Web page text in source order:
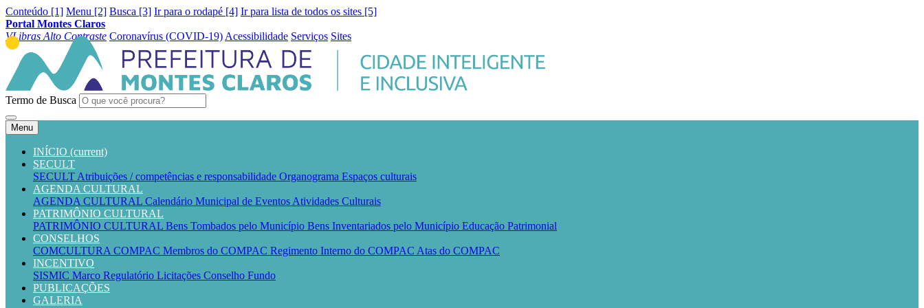
Conteúdo [1] Menu [2] Busca [3] Ir para o rodapé [4] Ir para lista de todos os sites [5]
Portal Montes Claros
VLibras Alto Contraste Coronavírus (COVID-19) Acessibilidade Serviços Sites
Termo de Busca
Menu
INÍCIO (current)
SECULT
SECULT Atribuições / competências e responsabilidade Organograma Espaços culturais
AGENDA CULTURAL
AGENDA CULTURAL Calendário Municipal de Eventos Atividades Culturais
PATRIMÔNIO CULTURAL
PATRIMÔNIO CULTURAL Bens Tombados pelo Município Bens Inventariados pelo Município Educação Patrimonial
CONSELHOS
COMCULTURA COMPAC Membros do COMPAC Regimento Interno do COMPAC Atas do COMPAC
INCENTIVO
SISMIC Marco Regulatório Licitações Conselho Fundo
PUBLICAÇÕES
GALERIA